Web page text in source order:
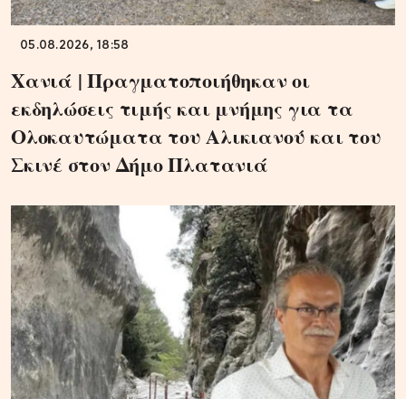
05.08.2026, 18:58
Χανιά | Πραγματοποιήθηκαν οι
εκδηλώσεις τιμής και μνήμης για τα
Ολοκαυτώματα του Αλικιανού και του
Σκινέ στον Δήμο Πλατανιά